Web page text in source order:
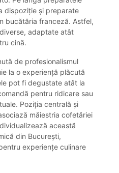
dispoziție și preparate
bucătăria franceză. Astfel,
adaptate atât
cină.
de profesionalismul
la o experiență plăcută
pot fi degustate atât la
pentru ridicare sau
Poziția centrală și
măiestria cofetăriei
această
din București,
experiențe culinare